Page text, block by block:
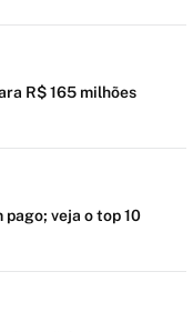
R$ 165 milhões
veja o top 10